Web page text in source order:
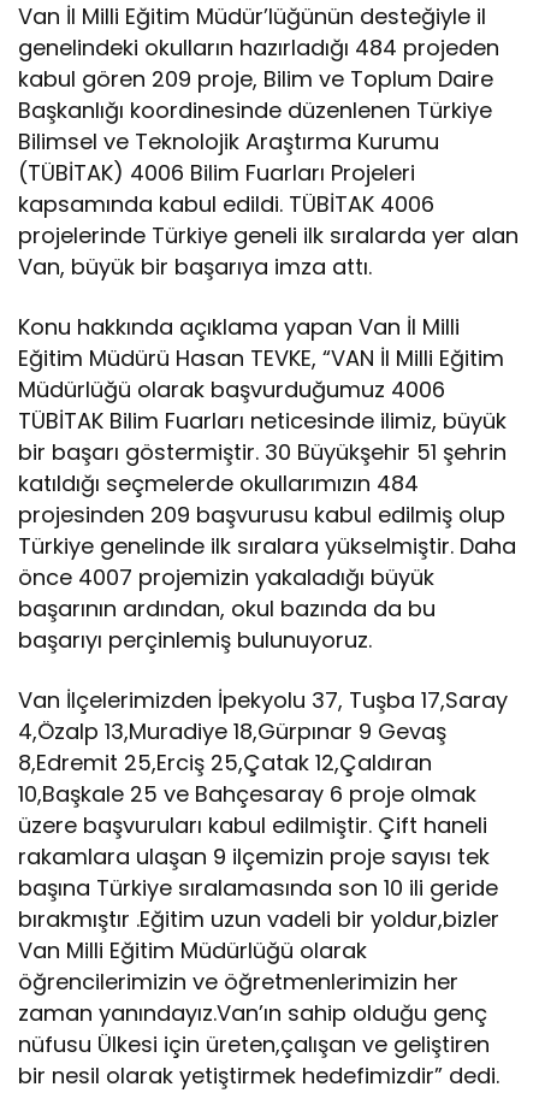
Van İl Milli Eğitim Müdür’lüğünün desteğiyle il
genelindeki okulların hazırladığı 484 projeden
kabul gören 209 proje, Bilim ve Toplum Daire
Başkanlığı koordinesinde düzenlenen Türkiye
Bilimsel ve Teknolojik Araştırma Kurumu
(TÜBİTAK) 4006 Bilim Fuarları Projeleri
kapsamında kabul edildi. TÜBİTAK 4006
projelerinde Türkiye geneli ilk sıralarda yer alan
Van, büyük bir başarıya imza attı.
Konu hakkında açıklama yapan Van İl Milli
Eğitim Müdürü Hasan TEVKE, “VAN İl Milli Eğitim
Müdürlüğü olarak başvurduğumuz 4006
TÜBİTAK Bilim Fuarları neticesinde ilimiz, büyük
bir başarı göstermiştir. 30 Büyükşehir 51 şehrin
katıldığı seçmelerde okullarımızın 484
projesinden 209 başvurusu kabul edilmiş olup
Türkiye genelinde ilk sıralara yükselmiştir. Daha
önce 4007 projemizin yakaladığı büyük
başarının ardından, okul bazında da bu
başarıyı perçinlemiş bulunuyoruz.
Van İlçelerimizden İpekyolu 37, Tuşba 17,Saray
4,Özalp 13,Muradiye 18,Gürpınar 9 Gevaş
8,Edremit 25,Erciş 25,Çatak 12,Çaldıran
10,Başkale 25 ve Bahçesaray 6 proje olmak
üzere başvuruları kabul edilmiştir. Çift haneli
rakamlara ulaşan 9 ilçemizin proje sayısı tek
başına Türkiye sıralamasında son 10 ili geride
bırakmıştır .Eğitim uzun vadeli bir yoldur,bizler
Van Milli Eğitim Müdürlüğü olarak
öğrencilerimizin ve öğretmenlerimizin her
zaman yanındayız.Van’ın sahip olduğu genç
nüfusu Ülkesi için üreten,çalışan ve geliştiren
bir nesil olarak yetiştirmek hedefimizdir” dedi.